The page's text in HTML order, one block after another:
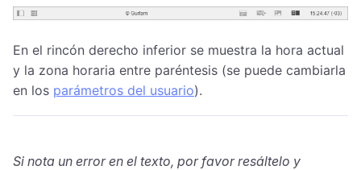
En el rincón derecho inferior se muestra la hora actual
y la zona horaria entre paréntesis (se puede cambiarla
en los parámetros del usuario).
Si nota un error en el texto, por favor resáltelo y